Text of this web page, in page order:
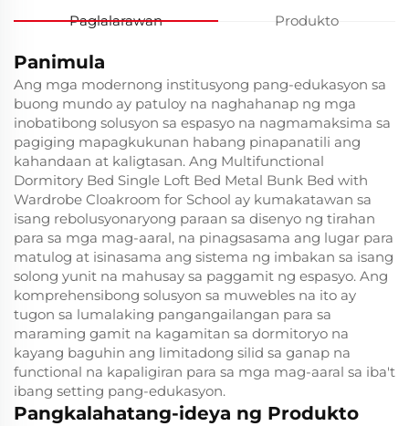
Paglalarawan Produkto
Panimula
Ang mga modernong institusyong pang-edukasyon sa
buong mundo ay patuloy na naghahanap ng mga
inobatibong solusyon sa espasyo na nagmamaksima sa
pagiging mapagkukunan habang pinapanatili ang
kahandaan at kaligtasan. Ang Multifunctional
Dormitory Bed Single Loft Bed Metal Bunk Bed with
Wardrobe Cloakroom for School ay kumakatawan sa
isang rebolusyonaryong paraan sa disenyo ng tirahan
para sa mga mag-aaral, na pinagsasama ang lugar para
matulog at isinasama ang sistema ng imbakan sa isang
solong yunit na mahusay sa paggamit ng espasyo. Ang
komprehensibong solusyon sa muwebles na ito ay
tugon sa lumalaking pangangailangan para sa
maraming gamit na kagamitan sa dormitoryo na
kayang baguhin ang limitadong silid sa ganap na
functional na kapaligiran para sa mga mag-aaral sa iba't
ibang setting pang-edukasyon.
Pangkalahatang-ideya ng Produkto